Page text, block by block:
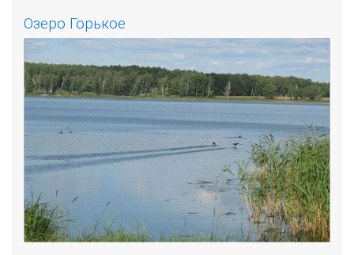
Озеро Горькое